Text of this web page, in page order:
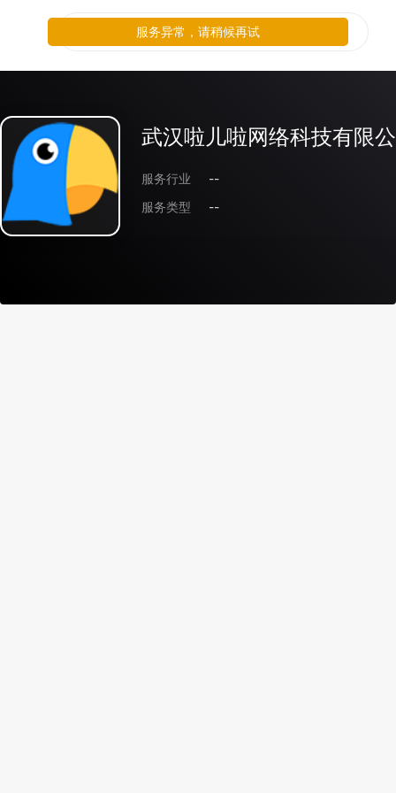
武汉啦儿啦网络科技有限
服务行业
--
服务类型
--
服务异常，请稍候再试